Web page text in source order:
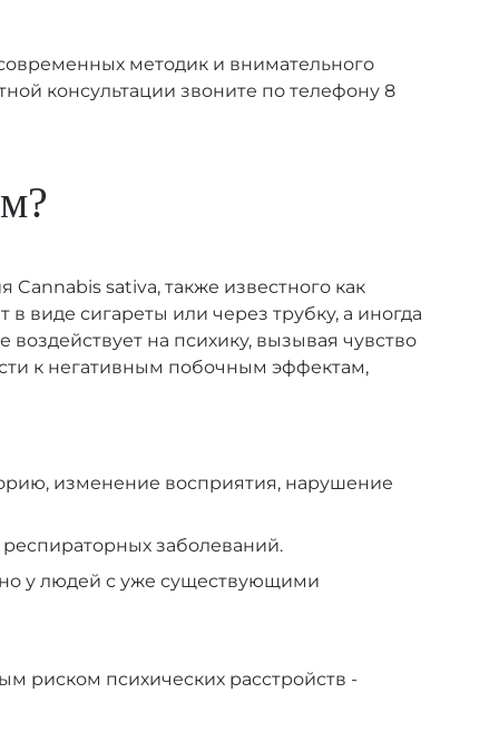
методик и внимательного
консультации звоните по телефону 8
sativa, также известного как
виде сигареты или через трубку, а иногда
на психику, вызывая чувство
к негативным побочным эффектам,
изменение восприятия, нарушение
респираторных заболеваний.
у людей с уже существующими
риском психических расстройств -